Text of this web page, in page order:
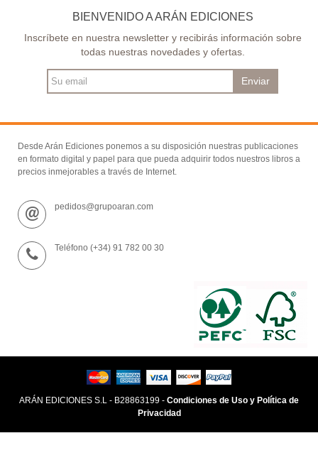
BIENVENIDO A ARÁN EDICIONES
Inscríbete en nuestra newsletter y recibirás información sobre
todas nuestras novedades y ofertas.
Enviar
Desde Arán Ediciones ponemos a su disposición nuestras publicaciones
en formato digital y papel para que pueda adquirir todos nuestros libros a
precios inmejorables a través de Internet.
pedidos@grupoaran.com
Teléfono (+34) 91 782 00 30
ARÁN EDICIONES S.L - B28863199 - Condiciones de Uso y Política de
Privacidad